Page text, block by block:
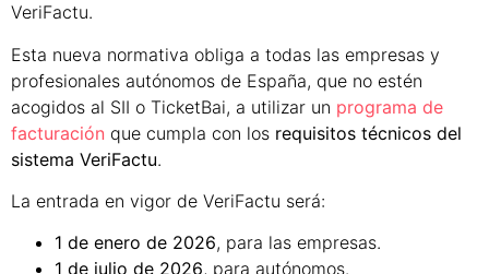
VeriFactu.
Esta nueva normativa obliga a todas las empresas y
profesionales autónomos de España, que no estén
acogidos al SII o TicketBai, a utilizar un programa de
facturación que cumpla con los requisitos técnicos del
sistema VeriFactu.
La entrada en vigor de VeriFactu será:
1 de enero de 2026, para las empresas.
1 de julio de 2026, para autónomos.